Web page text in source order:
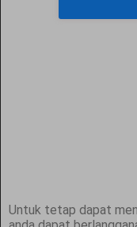
Untuk tetap dapat